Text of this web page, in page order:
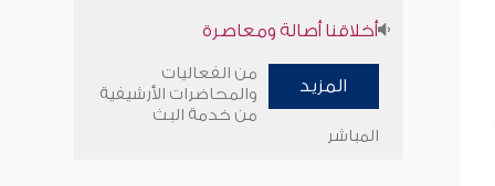
سلسلة محاضرات نفحات رمضانية
1444هـ
المزيد
من الفعاليات
والمحاضرات الأرشيفية
من خدمة البث
المباشر